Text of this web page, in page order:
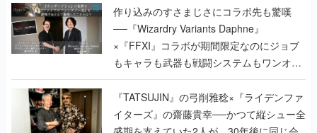
作り込みのすさまじさにコラボ先も驚嘆
──『Wizardry Variants Daphne』
×『FFXI』コラボが期間限定なのにジョブ
もキャラも武器も戦闘システムもワンオフ
で作り込まれた理由を両ディレクターに聞
く
『TATSUJIN』の弓削雅稔×『ライデンファ
イターズ』の齋藤貴幸──かつて縦シュー全